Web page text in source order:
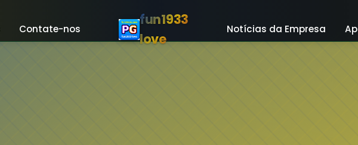
Contate-nos
fun1933
love
Notícias da Empresa